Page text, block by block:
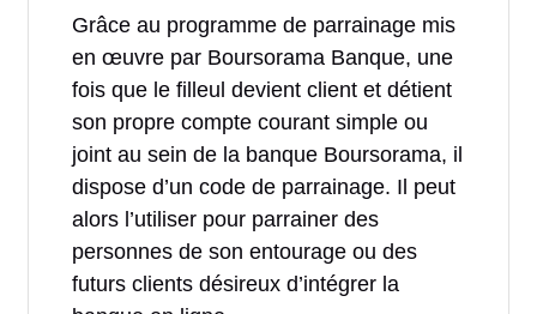
Grâce au programme de parrainage mis
en œuvre par Boursorama Banque, une
fois que le filleul devient client et détient
son propre compte courant simple ou
joint au sein de la banque Boursorama, il
dispose d’un code de parrainage. Il peut
alors l’utiliser pour parrainer des
personnes de son entourage ou des
futurs clients désireux d’intégrer la